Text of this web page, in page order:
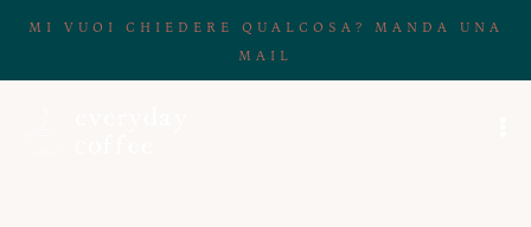
MI VUOI CHIEDERE QUALCOSA? MANDA UNA
MAIL